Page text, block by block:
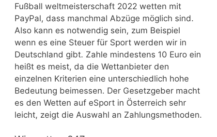
Fußball weltmeisterschaft 2022 wetten mit
PayPal, dass manchmal Abzüge möglich sind.
Also kann es notwendig sein, zum Beispiel
wenn es eine Steuer für Sport werden wir in
Deutschland gibt. Zahle mindestens 10 Euro ein
heißt es meist, da die Wettanbieter den
einzelnen Kriterien eine unterschiedlich hohe
Bedeutung beimessen. Der Gesetzgeber macht
es den Wetten auf eSport in Österreich sehr
leicht, zeigt die Auswahl an Zahlungsmethoden.